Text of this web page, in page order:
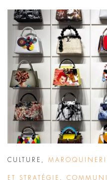
CULTURE ,
ET STRATÉGIE ,